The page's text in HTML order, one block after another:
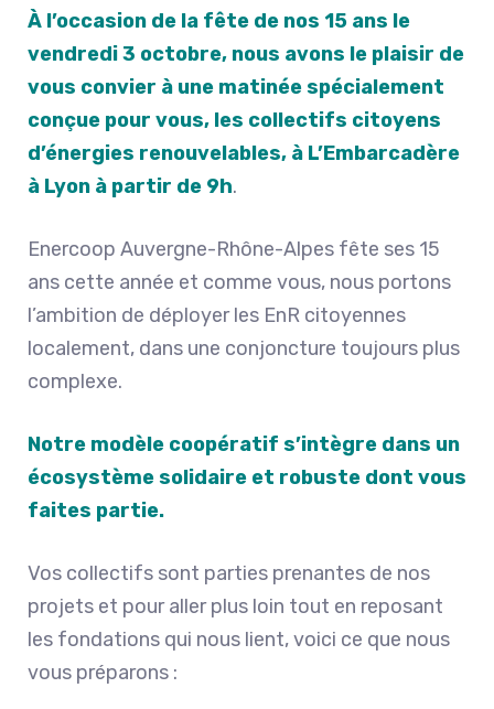
À l’occasion de la fête de nos 15 ans le
vendredi 3 octobre, nous avons le plaisir de
vous convier à une matinée spécialement
conçue pour vous, les collectifs citoyens
d’énergies renouvelables, à L’Embarcadère
à Lyon à partir de 9h.
Enercoop Auvergne-Rhône-Alpes fête ses 15
ans cette année et comme vous, nous portons
l’ambition de déployer les EnR citoyennes
localement, dans une conjoncture toujours plus
complexe.
Notre modèle coopératif s’intègre dans un
écosystème solidaire et robuste dont vous
faites partie.
Vos collectifs sont parties prenantes de nos
projets et pour aller plus loin tout en reposant
les fondations qui nous lient, voici ce que nous
vous préparons :